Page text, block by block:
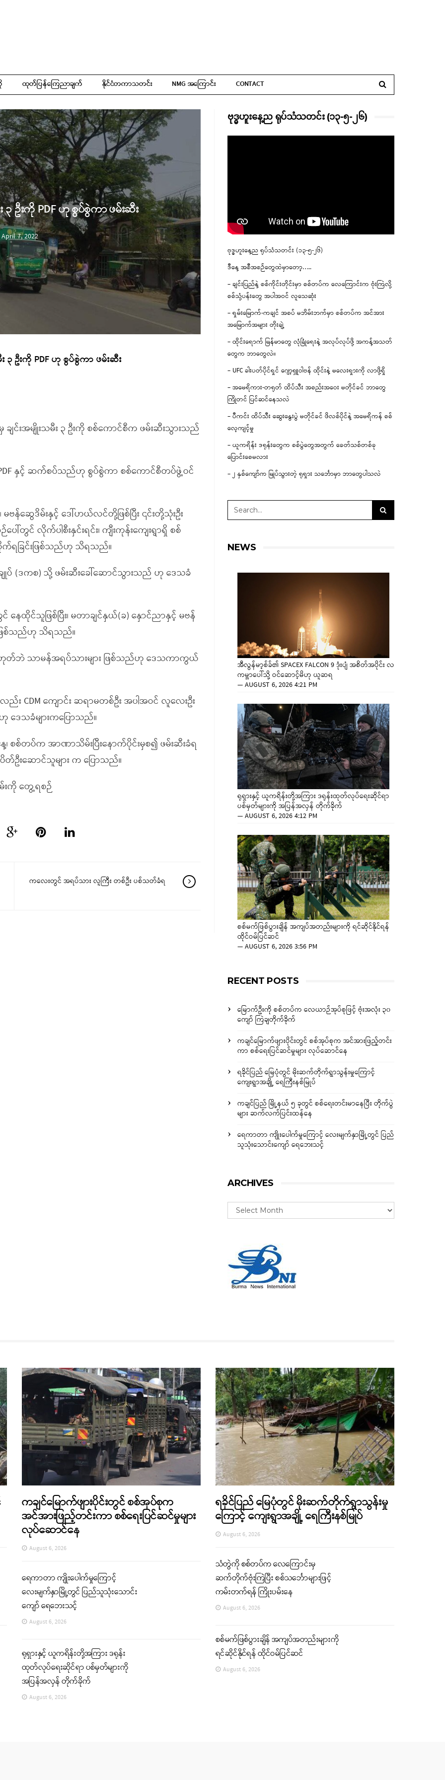
ထုတ်ပြန်ကြေညာချက် နိုင်ငံတကာသတင်း NMG အကြောင်း CONTACT
၃ ဦးကို PDF ဟု စွပ်စွဲကာ ဖမ်းဆီး
April 7, 2022
၃ ဦးကို PDF ဟု စွပ်စွဲကာ ဖမ်းဆီး
င်းအမျိုးသမီး ၃ ဦးကို စစ်ကောင်စီက ဖမ်းဆီးသွားသည်
PDF နှင့် ဆက်စပ်သည်ဟု စွပ်စွဲကာ စစ်ကောင်စီတပ်ဖွဲ့ဝင်
မဗန်ဆွေဒိမ်းနှင့် ဒေါ်ဟယ်လင်တို့ဖြစ်ပြီး ၎င်းတို့သုံးဦး
လိုက်ပါစီးနှင်းရင်း၊ ကျီးကုန်းကျေးရွာရှိ စစ်
ရခြင်းဖြစ်သည်ဟု သိရသည်။
ျုပ် (ဒကစ) သို့ ဖမ်းဆီးခေါ်ဆောင်သွားသည် ဟု ဒေသခံ
င်သူဖြစ်ပြီး၊ မတာချင်နှယ်(ခ) နှောင်ညာနှင့် မဗန်
ဖြစ်သည်ဟု သိရသည်။
ဟုတ်ဘဲ သာမန်အရပ်သားများ ဖြစ်သည်ဟု ဒေသကာကွယ်
CDM ကျောင်း ဆရာမတစ်ဦး အပါအဝင် လူလေးဦး
ေသခံများကပြောသည်။
စစ်တပ်က အာဏာသိမ်းပြီးနောက်ပိုင်းမှစ၍ ဖမ်းဆီးခံရ
ဦးဆောင်သူများ က ပြောသည်။
မ်းကို တွေ့ရစဉ်
ကလေးတွင် အရပ်သား လူကြီး တစ်ဦး ပစ်သတ်ခံရ
ဗုဒ္ဓဟူးနေ့ည ရုပ်သံသတင်း (၁၃-၅-၂၆)
ဗုဒ္ဓဟူးနေ့ည ရုပ်သံသတင်း (၁၃-၅-၂၆)
ဒီနေ့ အစီအစဉ်တွေထဲမှာတော့…..
– ချင်းပြည်နဲ့ စစ်ကိုင်းတိုင်းမှာ စစ်တပ်က လေကြောင်းက ဗုံးကြဲလို့
စစ်သုံ့ပန်းတွေ အပါအဝင် လူသေဆုံး
– ရှမ်းမြောက်-ကချင် အစပ် မဘိမ်းဘက်မှာ စစ်တပ်က အင်အား
အမြောက်အများ တိုးချဲ့
– ထိုင်းရောက် မြန်မာတွေ လုံခြုံရေးနဲ့ အလုပ်လုပ်ဖို့ အကန့်အသတ်
တွေက ဘာတွေလဲ။
– UFC ခါးပတ်ပိုင်ရှင် ဂျော့ရှူဝါဗန် ထိုင်းနဲ့ မလေးရှားကို လာဖို့ရှိ
– အမေရိကား-တရုတ် ထိပ်သီး အစည်းအဝေး မတိုင်ခင် ဘာတွေ
ကြိုတင် ပြင်ဆင်နေသလဲ
– ပီကင်း ထိပ်သီး ဆွေးနွေးပွဲ မတိုင်ခင် ဖိလစ်ပိုင်နဲ့ အမေရိကန် စစ်
လေ့ကျင့်မှု
– ယူကရိန်း ဒရုန်းတွေက စစ်ပွဲတွေအတွက် ခေတ်သစ်တစ်ခု
ပြောင်းစေမလား
– ၂ နှစ်ကျော်က မြုပ်သွားတဲ့ ရုရှား သင်္ဘောမှာ ဘာတွေပါသလဲ
NEWS
အီလွန်မာ့စ်ခ်၏ SPACEX FALCON 9 ဒုံးပျံ အစိတ်အပိုင်း လ
ကမ္ဘာပေါ်သို့ ဝင်ဆောင့်မိဟု ယူဆရ
—AUGUST 6, 2026 4:21 PM
ရုရှားနှင့် ယူကရိန်းတို့အကြား ဒရုန်းထုတ်လုပ်ရေးဆိုင်ရာ
ပစ်မှတ်များကို အပြန်အလှန် တိုက်ခိုက်
—AUGUST 6, 2026 4:12 PM
စစ်မက်ဖြစ်ပွားချိန် အကျပ်အတည်းများကို ရင်ဆိုင်နိုင်ရန်
ထိုင်ဝမ်ပြင်ဆင်
—AUGUST 6, 2026 3:56 PM
RECENT POSTS
မြောက်ဦးကို စစ်တပ်က လေယာဉ်အုပ်စုဖြင့် ဗုံးအလုံး ၃၀
ကျော် ကြဲချတိုက်ခိုက်
ကချင်မြောက်ဖျားပိုင်းတွင် စစ်အုပ်စုက အင်အားဖြည့်တင်း
ကာ စစ်ရေးပြင်ဆင်မှုများ လုပ်ဆောင်နေ
ရခိုင်ပြည် မြေပုံတွင် မိုးဆက်တိုက်ရွာသွန်းမှုကြောင့်
ကျေးရွာအချို့ ရေကြီးနစ်မြုပ်
ကချင်ပြည် မြို့နယ် ၅ ခုတွင် စစ်ရေးတင်းမာနေပြီး တိုက်ပွဲ
များ ဆက်လက်ပြင်းထန်နေ
ရေကာတာ ကျိုးပေါက်မှုကြောင့် လေးမျက်နှာမြို့တွင် ပြည်
သူသုံးသောင်းကျော် ရေဘေးသင့်
ARCHIVES
ကချင်မြောက်ဖျားပိုင်းတွင် စစ်အုပ်စုက
အင်အားဖြည့်တင်းကာ စစ်ရေးပြင်ဆင်မှုများ
လုပ်ဆောင်နေ
August 6, 2026
ရေကာတာ ကျိုးပေါက်မှုကြောင့်
လေးမျက်နှာမြို့တွင် ပြည်သူသုံးသောင်း
ကျော် ရေဘေးသင့်
August 6, 2026
ရုရှားနှင့် ယူကရိန်းတို့အကြား ဒရုန်း
ထုတ်လုပ်ရေးဆိုင်ရာ ပစ်မှတ်များကို
အပြန်အလှန် တိုက်ခိုက်
August 6, 2026
ရခိုင်ပြည် မြေပုံတွင် မိုးဆက်တိုက်ရွာသွန်းမှု
ကြောင့် ကျေးရွာအချို့ ရေကြီးနစ်မြုပ်
August 6, 2026
သံတွဲကို စစ်တပ်က လေကြောင်းမှ
ဆက်တိုက်ဗုံးကြဲပြီး စစ်သင်္ဘောများဖြင့်
ကမ်းတက်ရန် ကြိုးပမ်းနေ
August 6, 2026
စစ်မက်ဖြစ်ပွားချိန် အကျပ်အတည်းများကို
ရင်ဆိုင်နိုင်ရန် ထိုင်ဝမ်ပြင်ဆင်
August 6, 2026